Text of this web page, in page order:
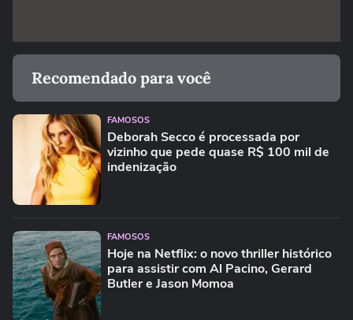
Recomendado para você
FAMOSOS
Deborah Secco é processada por
vizinho que pede quase R$ 100 mil de
indenização
FAMOSOS
Hoje na Netflix: o novo thriller histórico
para assistir com Al Pacino, Gerard
Butler e Jason Momoa